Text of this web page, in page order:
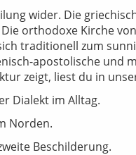
wider. Die
orthodoxe Kirche
traditionell zum
apostolische und
zeigt, liest du in
Dialekt im Alltag.
Norden.
Beschilderung.